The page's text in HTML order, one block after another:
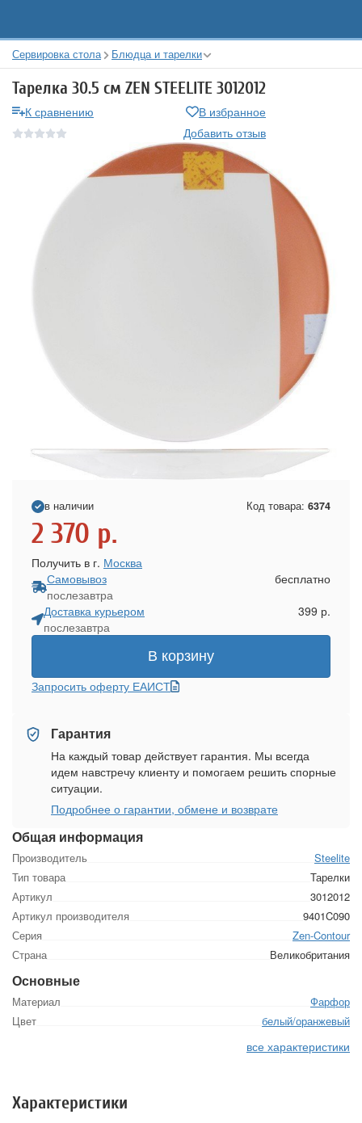
Сервировка стола Блюдца и тарелки
Тарелка 30.5 см ZEN STEELITE 3012012
К сравнению
В избранное
Добавить отзыв
Общая информация
Производитель
Steelite
Тип товара
Тарелки
Артикул
3012012
Артикул производителя
9401C090
Серия
Zen-Contour
Страна
Великобритания
Основные
Материал
Фарфор
Цвет
белый/оранжевый
все характеристики
в наличии Код товара: 6374
2 370 р.
Получить в г. Москва
Самовывоз
послезавтра
бесплатно
Доставка курьером
послезавтра
399 р.
В корзину
Запросить оферту ЕАИСТ
Гарантия
На каждый товар действует гарантия. Мы всегда
идем навстречу клиенту и помогаем решить спорные
ситуации.
Подробнее о гарантии, обмене и возврате
Характеристики